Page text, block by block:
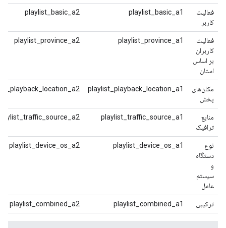
فعالیت
کاربر
playlist_basic_a1
playlist_basic_a2
فعالیت
کاربران
بر اساس
استان
playlist_province_a1
playlist_province_a2
مکان‌های
پخش
playlist_playback_location_a1
منابع
ترافیک
playlist_traffic_source_a1
نوع
دستگاه
و
سیستم
عامل
playlist_device_os_a1
playlist_device_os_a2
ترکیبی playlist_combined_a1
playlist_combined_a2